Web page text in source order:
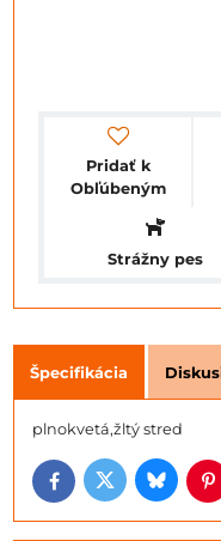
Pridať k
Obľúbeným
Strážny pes
Špecifikácia
plnokvetá,žltý stred
FacebookTwitterBluesky